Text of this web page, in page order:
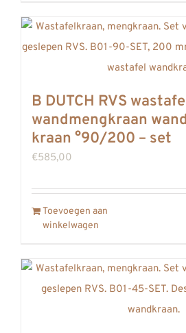
B DUTCH RVS
wandmengkraan
kraan °90/200 – set
€585,00
Toevoegen aan
winkelwagen